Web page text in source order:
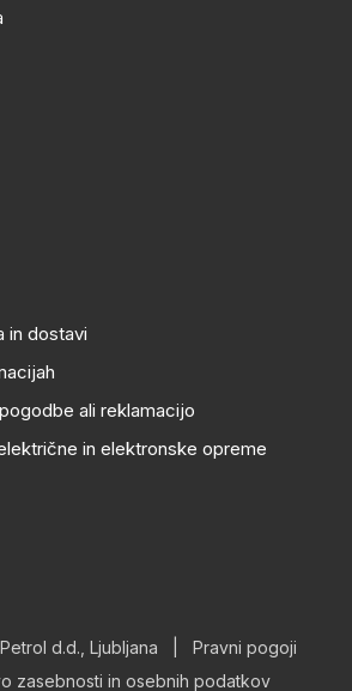
in dostavi
ali reklamacijo
in elektronske opreme
d.d., Ljubljana
Pravni pogoji
zasebnosti in osebnih podatkov